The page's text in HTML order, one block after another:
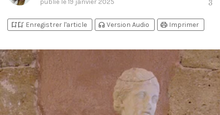
publié le19 janvier 2025 3
bookmark_addbookmark_added Enregistrer l'article headphones Version Audio print Imprimer